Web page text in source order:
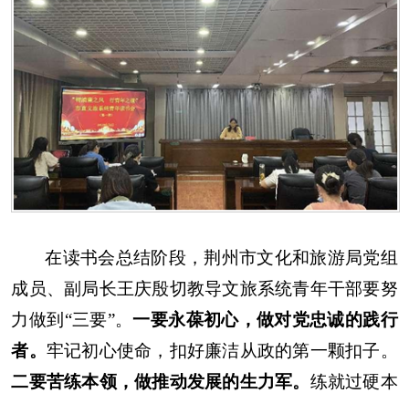
在读书会总结阶段，荆州市文化和旅游局党组
成员、副局长王庆殷切教导文旅系统青年干部要努
力做到“三要”。一要永葆初心，做对党忠诚的践行
者。 牢记初心使命，扣好廉洁从政的第一颗扣子。
二要苦练本领，做推动发展的生力军。 练就过硬本